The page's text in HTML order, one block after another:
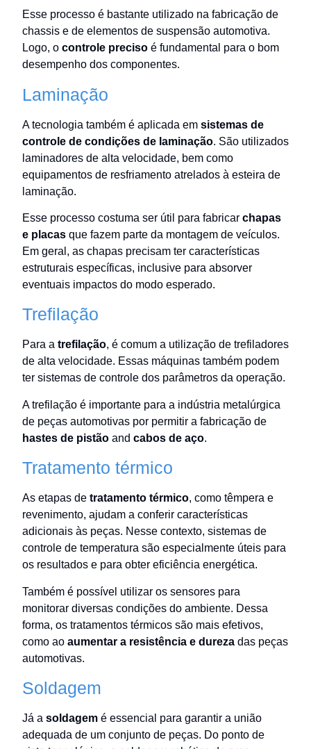
Esse processo é bastante utilizado na fabricação de
chassis e de elementos de suspensão automotiva.
Logo, o controle preciso é fundamental para o bom
desempenho dos componentes.
Laminação
A tecnologia também é aplicada em sistemas de
controle de condições de laminação. São utilizados
laminadores de alta velocidade, bem como
equipamentos de resfriamento atrelados à esteira de
laminação.
Esse processo costuma ser útil para fabricar chapas
e placas que fazem parte da montagem de veículos.
Em geral, as chapas precisam ter características
estruturais específicas, inclusive para absorver
eventuais impactos do modo esperado.
Trefilação
Para a trefilação, é comum a utilização de trefiladores
de alta velocidade. Essas máquinas também podem
ter sistemas de controle dos parâmetros da operação.
A trefilação é importante para a indústria metalúrgica
de peças automotivas por permitir a fabricação de
hastes de pistão and cabos de aço.
Tratamento térmico
As etapas de tratamento térmico, como têmpera e
revenimento, ajudam a conferir características
adicionais às peças. Nesse contexto, sistemas de
controle de temperatura são especialmente úteis para
os resultados e para obter eficiência energética.
Também é possível utilizar os sensores para
monitorar diversas condições do ambiente. Dessa
forma, os tratamentos térmicos são mais efetivos,
como ao aumentar a resistência e dureza das peças
automotivas.
Soldagem
Já a soldagem é essencial para garantir a união
adequada de um conjunto de peças. Do ponto de